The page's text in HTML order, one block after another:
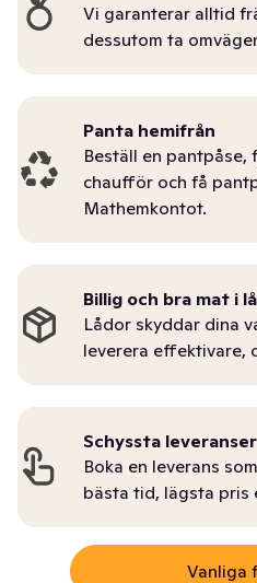
Vi garanterar alltid
dessutom ta
Panta hemifrån
Beställ en pantpåse,
chaufför och få
Mathemkontot.
Billig och bra mat i
Lådor skyddar dina
leverera effektivare,
Schyssta leveranser
Boka en leverans
bästa tid, lägsta pris
Vanliga